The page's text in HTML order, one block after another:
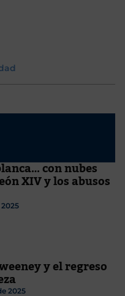
con nubes
XIV y los abusos
y el regreso
2025